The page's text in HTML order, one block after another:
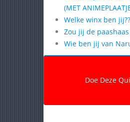
(MET
Welke winx ben
Zou jij de
Wie ben jij van